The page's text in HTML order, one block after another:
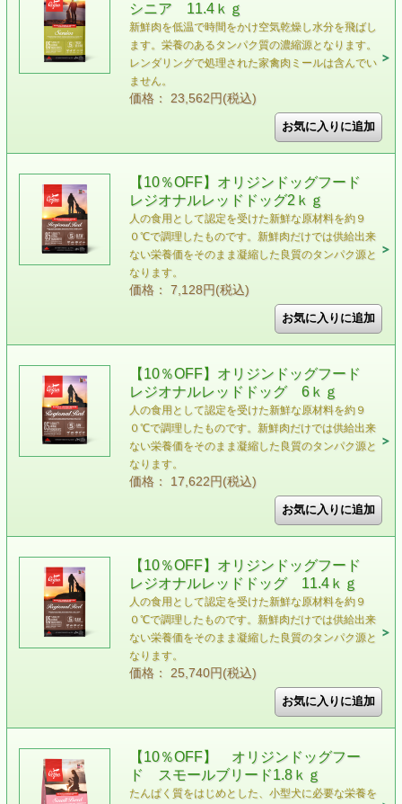
シニア 11.4ｋｇ
新鮮肉を低温で時間をかけ空気乾燥し水分を飛ばし
ます。栄養のあるタンパク質の濃縮源となります。
レンダリングで処理された家禽肉ミールは含んでい
ません。
価格： 23,562円(税込)
【10％OFF】オリジンドッグフード
レジオナルレッドドッグ2ｋｇ
人の食用として認定を受けた新鮮な原材料を約９
０℃で調理したものです。新鮮肉だけでは供給出来
ない栄養価をそのまま凝縮した良質のタンパク源と
なります。
価格： 7,128円(税込)
【10％OFF】オリジンドッグフード
レジオナルレッドドッグ 6ｋｇ
人の食用として認定を受けた新鮮な原材料を約９
０℃で調理したものです。新鮮肉だけでは供給出来
ない栄養価をそのまま凝縮した良質のタンパク源と
なります。
価格： 17,622円(税込)
【10％OFF】オリジンドッグフード
レジオナルレッドドッグ 11.4ｋｇ
人の食用として認定を受けた新鮮な原材料を約９
０℃で調理したものです。新鮮肉だけでは供給出来
ない栄養価をそのまま凝縮した良質のタンパク源と
なります。
価格： 25,740円(税込)
【10％OFF】 オリジンドッグフー
ド スモールブリード1.8ｋｇ
たんぱく質をはじめとした、小型犬に必要な栄養を